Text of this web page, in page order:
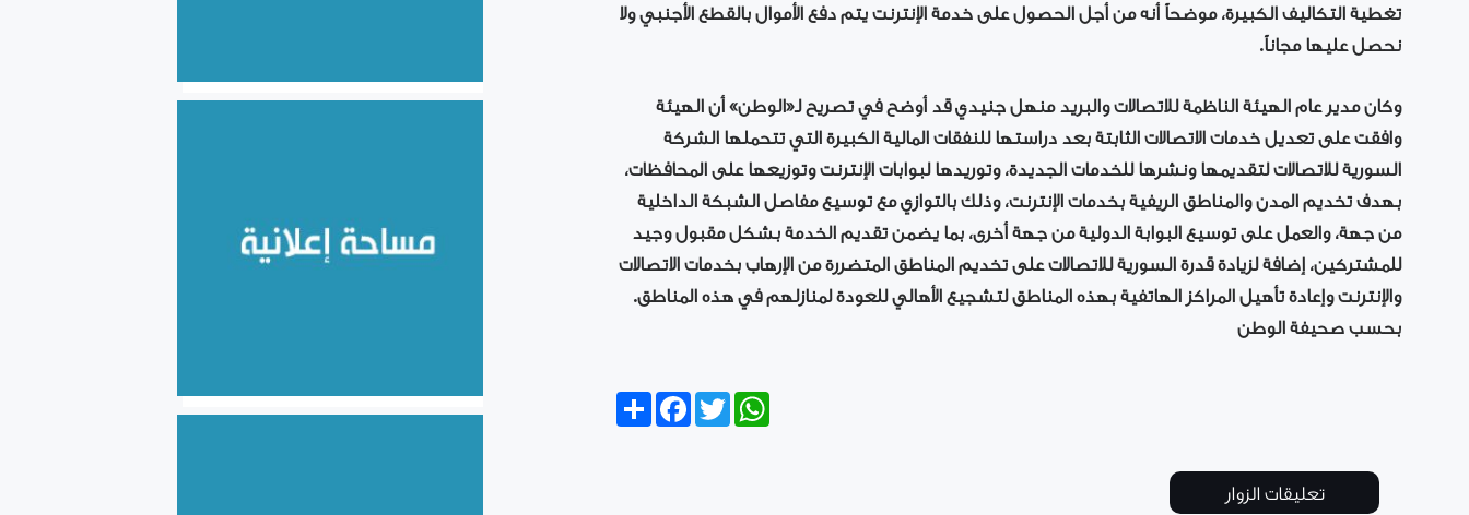
تغطية التكاليف الكبيرة، موضحاً أنه من أجل الحصول على خدمة الإنترنت يتم دفع الأموال بالقطع الأجنبي ولا
نحصل عليها مجاناً.
وكان مدير عام الهيئة الناظمة للاتصالات والبريد منهل جنيدي قد أوضح في تصريح لـ«الوطن» أن الهيئة
وافقت على تعديل خدمات الاتصالات الثابتة بعد دراستها للنفقات المالية الكبيرة التي تتحملها الشركة
السورية للاتصالات لتقديمها ونشرها للخدمات الجديدة، وتوريدها لبوابات الإنترنت وتوزيعها على المحافظات،
بهدف تخديم المدن والمناطق الريفية بخدمات الإنترنت، وذلك بالتوازي مع توسيع مفاصل الشبكة الداخلية
من جهة، والعمل على توسيع البوابة الدولية من جهة أخرى، بما يضمن تقديم الخدمة بشكل مقبول وجيد
للمشتركين، إضافة لزيادة قدرة السورية للاتصالات على تخديم المناطق المتضررة من الإرهاب بخدمات الاتصالات
والإنترنت وإعادة تأهيل المراكز الهاتفية بهذه المناطق لتشجيع الأهالي للعودة لمنازلهم في هذه المناطق.
بحسب صحيفة الوطن
Share
FacebookTwitter
WhatsApp
تعليقات الزوار